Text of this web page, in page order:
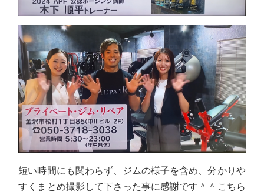
短い時間にも関わらず、ジムの様子を含め、分かりや
すくまとめ撮影して下さった事に感謝です＾＾こちら